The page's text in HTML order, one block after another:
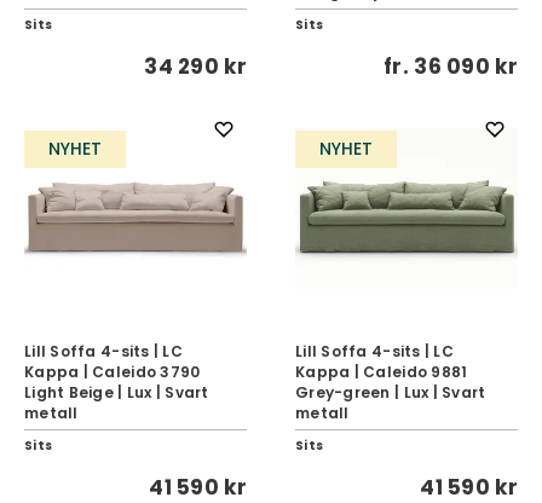
Sits
34 290 kr
Sits
fr. 36 090 kr
NYHET
Lill Soffa 4-sits | LC
Kappa | Caleido 3790
Light Beige | Lux | Svart
metall
Sits
41 590 kr
NYHET
Lill Soffa 4-sits | LC
Kappa | Caleido 9881
Grey-green | Lux | Svart
metall
Sits
41 590 kr